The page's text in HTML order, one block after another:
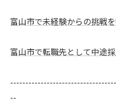
富山市で未経験からの挑戦
富山市で転職先として中途
--